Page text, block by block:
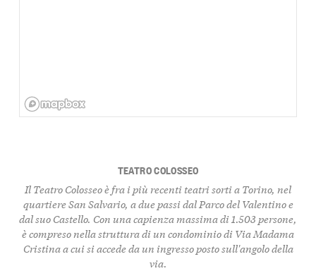
TEATRO COLOSSEO
Il Teatro Colosseo è fra i più recenti teatri sorti a Torino, nel
quartiere San Salvario, a due passi dal Parco del Valentino e
dal suo Castello. Con una capienza massima di 1.503 persone,
è compreso nella struttura di un condominio di Via Madama
Cristina a cui si accede da un ingresso posto sull'angolo della
via.